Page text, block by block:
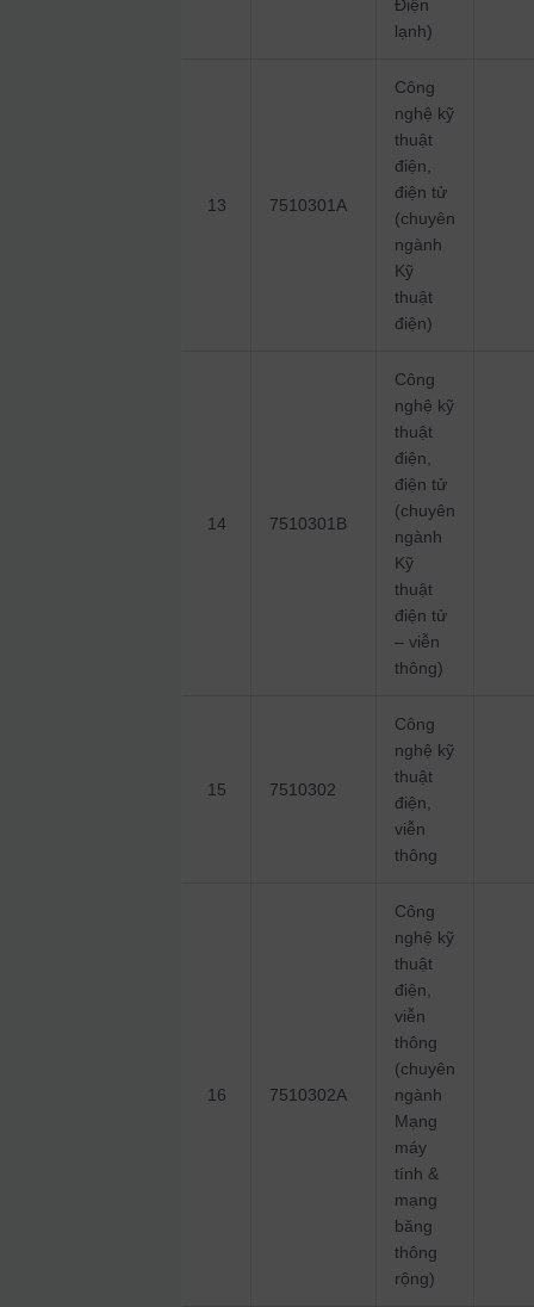
Điện
lạnh)
13 7510301A
Công
nghệ kỹ
thuật
điện,
điện tử
(chuyên
ngành
Kỹ
thuật
điện)
14 7510301B
Công
nghệ kỹ
thuật
điện,
điện tử
(chuyên
ngành
Kỹ
thuật
điện tử
– viễn
thông)
15 7510302
Công
nghệ kỹ
thuật
điện,
viễn
thông
16 7510302A
Công
nghệ kỹ
thuật
điện,
viễn
thông
(chuyên
ngành
Mạng
máy
tính &
mạng
băng
thông
rộng)